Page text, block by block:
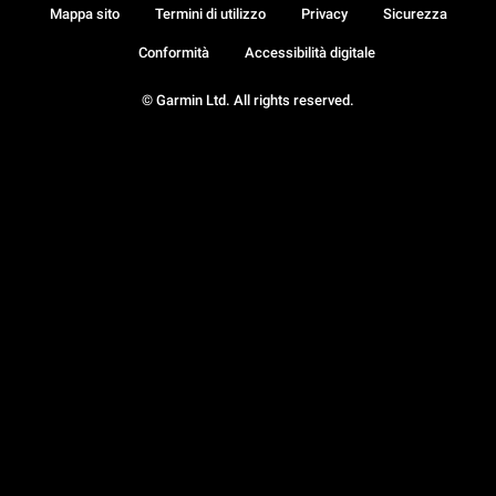
© Garmin Ltd. All rights reserved.
Mappa sito Termini di utilizzo Privacy Sicurezza
Conformità Accessibilità digitale